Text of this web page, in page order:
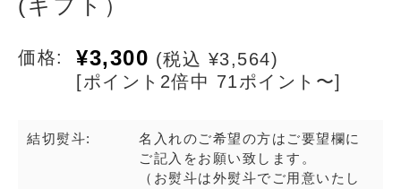
(ギフト）
価格: ¥3,300 (税込 ¥3,564)
[ポイント2倍中 71ポイント〜]
結切熨斗:
名入れのご希望の方はご要望欄に
ご記入をお願い致します。
（お熨斗は外熨斗でご用意いたし